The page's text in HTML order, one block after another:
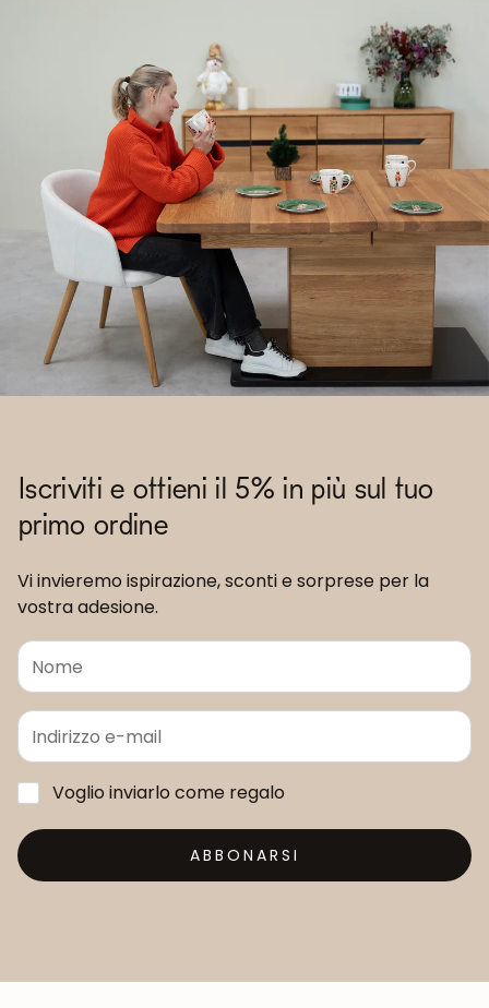
Iscriviti e ottieni il 5% in più sul tuo
primo ordine
Vi invieremo ispirazione, sconti e sorprese per la
vostra adesione.
Voglio inviarlo come regalo
ABBONARSI